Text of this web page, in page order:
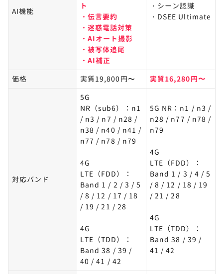
AI機能
ト
・伝言要約
・迷惑電話対策
・AIオート撮影
・被写体追尾
・AI補正
・シーン認識
・DSEE Ultimate
価格 実質19,800円〜 実質16,280円〜
対応バンド
5G
NR（sub6）：n1
/ n3 / n7 / n28 /
n38 / n40 / n41 /
n77 / n78 / n79
4G
LTE（FDD）：
Band 1 / 2 / 3 / 5
/ 8 / 12 / 17 / 18
/ 19 / 21 / 28​
4G
LTE（TDD）：
Band 38 / 39 /
40 / 41 / 42
5G NR：n1 / n3 /
n28 / n77 / n78 /
n79​
4G
LTE（FDD）：
Band 1 / 3 / 4 / 5
/ 8 / 12 / 18 / 19
/ 21 / 28​
4G
LTE（TDD）：
Band 38 / 39 /
41 / 42​